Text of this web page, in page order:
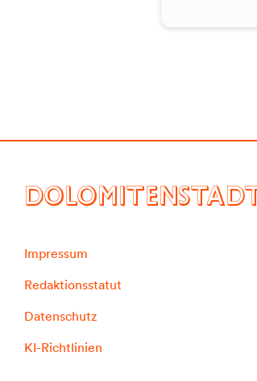
DOLOMITENSTADT
Impressum
Redaktionsstatut
Datenschutz
KI-Richtlinien